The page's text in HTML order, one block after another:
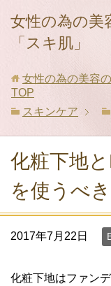
女性の為の美
「スキ肌」
女性の為の美容
TOP
スキンケア
化粧下地
を使うべき
2017年7月22日
化粧下地はファン